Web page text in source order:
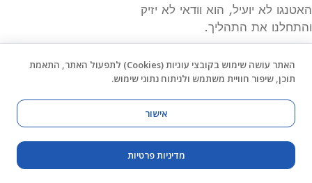
האטנגו לא יועיל, הוא וודאי לא יזיק
והתחלנו את התהליך.
מיומנויות.
אט אט רעשי רקע שהפריעו לבני קודם לכן, לא הסיחו את דעתו
כבעבר.אני ממליצה בחום על אטנגו.”
מיכל רווה בן-אסיאג
האתר עושה שימוש בקובצי עוגיות (Cookies) לתפעול האתר, התאמת
תוכן, שיפור חוויית משתמש ולניתוח נתוני שימוש.
אישור
מדיניות פרטיות